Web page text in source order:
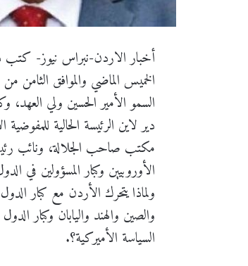
أخبار الاردن-نبراس نيوز- كتب
الخميس الماضي والموافق الثامن
السمو الأمير الحسين ولي
دير لاين الرئيسة الحالية
مكتب صاحب الجلالة، ونائب
الأوروبيين وكبار المسؤولين في
ولماذا يتحرك الأردن مع كبار
والصين والهند واليابان وكبار
السياسة الأميركية؟.